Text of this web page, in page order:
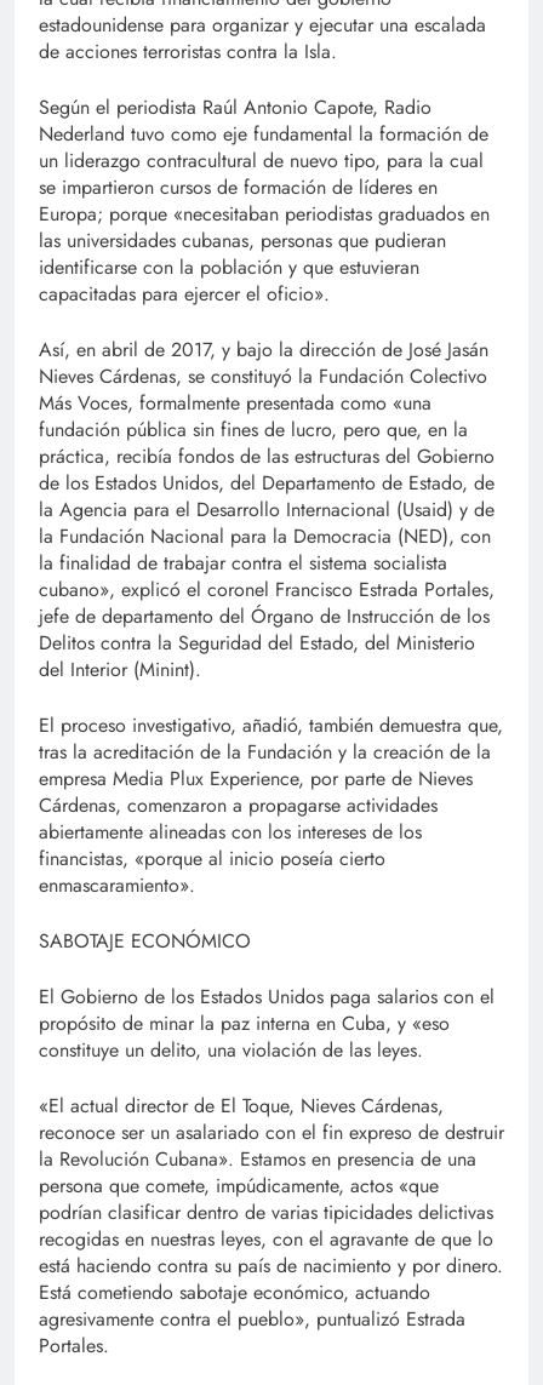
estadounidense para organizar y ejecutar una escalada
de acciones terroristas contra la Isla.
Según el periodista Raúl Antonio Capote, Radio
Nederland tuvo como eje fundamental la formación de
un liderazgo contracultural de nuevo tipo, para la cual
se impartieron cursos de formación de líderes en
Europa; porque «necesitaban periodistas graduados en
las universidades cubanas, personas que pudieran
identificarse con la población y que estuvieran
capacitadas para ejercer el oficio».
Así, en abril de 2017, y bajo la dirección de José Jasán
Nieves Cárdenas, se constituyó la Fundación Colectivo
Más Voces, formalmente presentada como «una
fundación pública sin fines de lucro, pero que, en la
práctica, recibía fondos de las estructuras del Gobierno
de los Estados Unidos, del Departamento de Estado, de
la Agencia para el Desarrollo Internacional (Usaid) y de
la Fundación Nacional para la Democracia (NED), con
la finalidad de trabajar contra el sistema socialista
cubano», explicó el coronel Francisco Estrada Portales,
jefe de departamento del Órgano de Instrucción de los
Delitos contra la Seguridad del Estado, del Ministerio
del Interior (Minint).
El proceso investigativo, añadió, también demuestra que,
tras la acreditación de la Fundación y la creación de la
empresa Media Plux Experience, por parte de Nieves
Cárdenas, comenzaron a propagarse actividades
abiertamente alineadas con los intereses de los
financistas, «porque al inicio poseía cierto
enmascaramiento».
SABOTAJE ECONÓMICO
El Gobierno de los Estados Unidos paga salarios con el
propósito de minar la paz interna en Cuba, y «eso
constituye un delito, una violación de las leyes.
«El actual director de El Toque, Nieves Cárdenas,
reconoce ser un asalariado con el fin expreso de destruir
la Revolución Cubana». Estamos en presencia de una
persona que comete, impúdicamente, actos «que
podrían clasificar dentro de varias tipicidades delictivas
recogidas en nuestras leyes, con el agravante de que lo
está haciendo contra su país de nacimiento y por dinero.
Está cometiendo sabotaje económico, actuando
agresivamente contra el pueblo», puntualizó Estrada
Portales.